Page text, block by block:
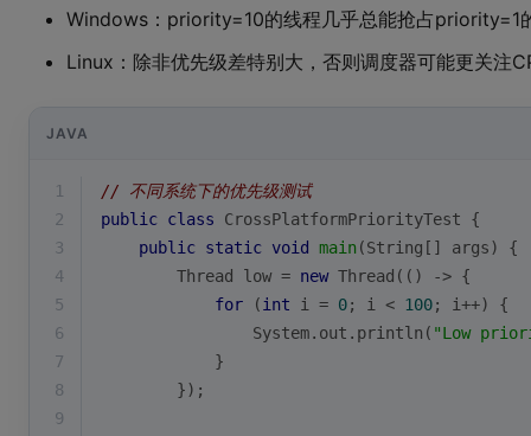
Windows：priority=10的线程几乎总能抢占priority=1
Linux：除非优先级差特别大，否则调度器可能更关注
JAVA
1
// 不同系统下的优先级测试
2
public class CrossPlatformPriorityTest
{
3
public static void main(String[] args)
{
4
        Thread low =
new Thread(() -> {
5
for (int i = 0; i < 100; i++) {
6
                System.out.println(
"Low
7
            }
8
        });
9